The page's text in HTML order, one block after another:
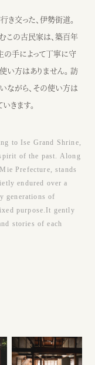
ウェディング
徒歩3分、津駅から車
交った、伊勢街道。
この古民家は、築百年
の手によって丁寧に守
い方はありません。 訪
ながら、その使い方は
きます。
to Ise Grand Shrine,
of the past. Along
Prefecture, stands
endured over a
generations of
purpose.It gently
stories of each